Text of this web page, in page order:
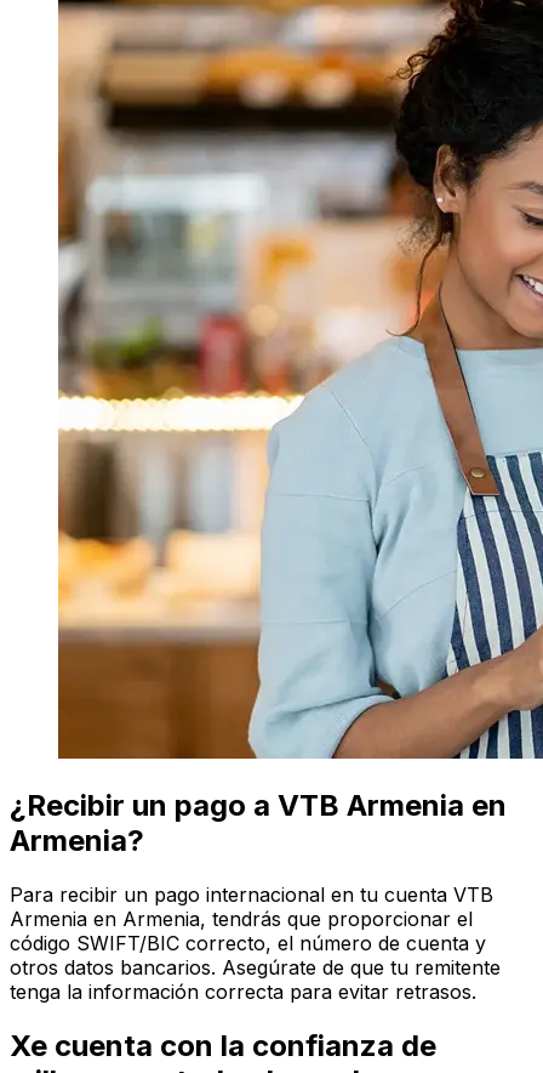
¿Recibir un pago a VTB Armenia en
Armenia?
Para recibir un pago internacional en tu cuenta VTB
Armenia en Armenia, tendrás que proporcionar el
código SWIFT/BIC correcto, el número de cuenta y
otros datos bancarios. Asegúrate de que tu remitente
tenga la información correcta para evitar retrasos.
Xe cuenta con la confianza de